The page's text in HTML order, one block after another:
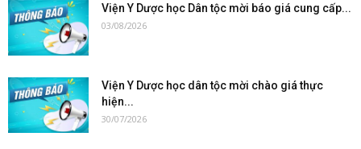
Viện Y Dược học Dân tộc mời báo giá cung cấp...
03/08/2026
Viện Y Dược học dân tộc mời chào giá thực
hiện...
30/07/2026